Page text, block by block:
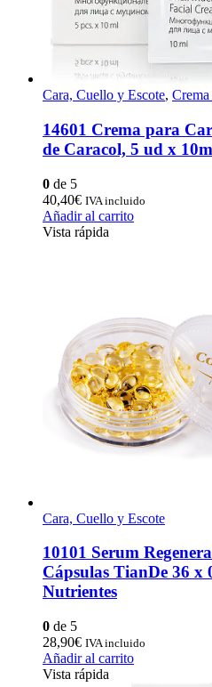
Cara, Cuello y Escote,
14601 Crema para
de Caracol, 5 ud x
0 de 5
40,40€ IVA incluido
Añadir al carrito
Vista rápida
Cara, Cuello y Escote
10101 Serum
Cápsulas TianDe 36 x
Nutrientes
0 de 5
28,90€ IVA incluido
Añadir al carrito
Vista rápida